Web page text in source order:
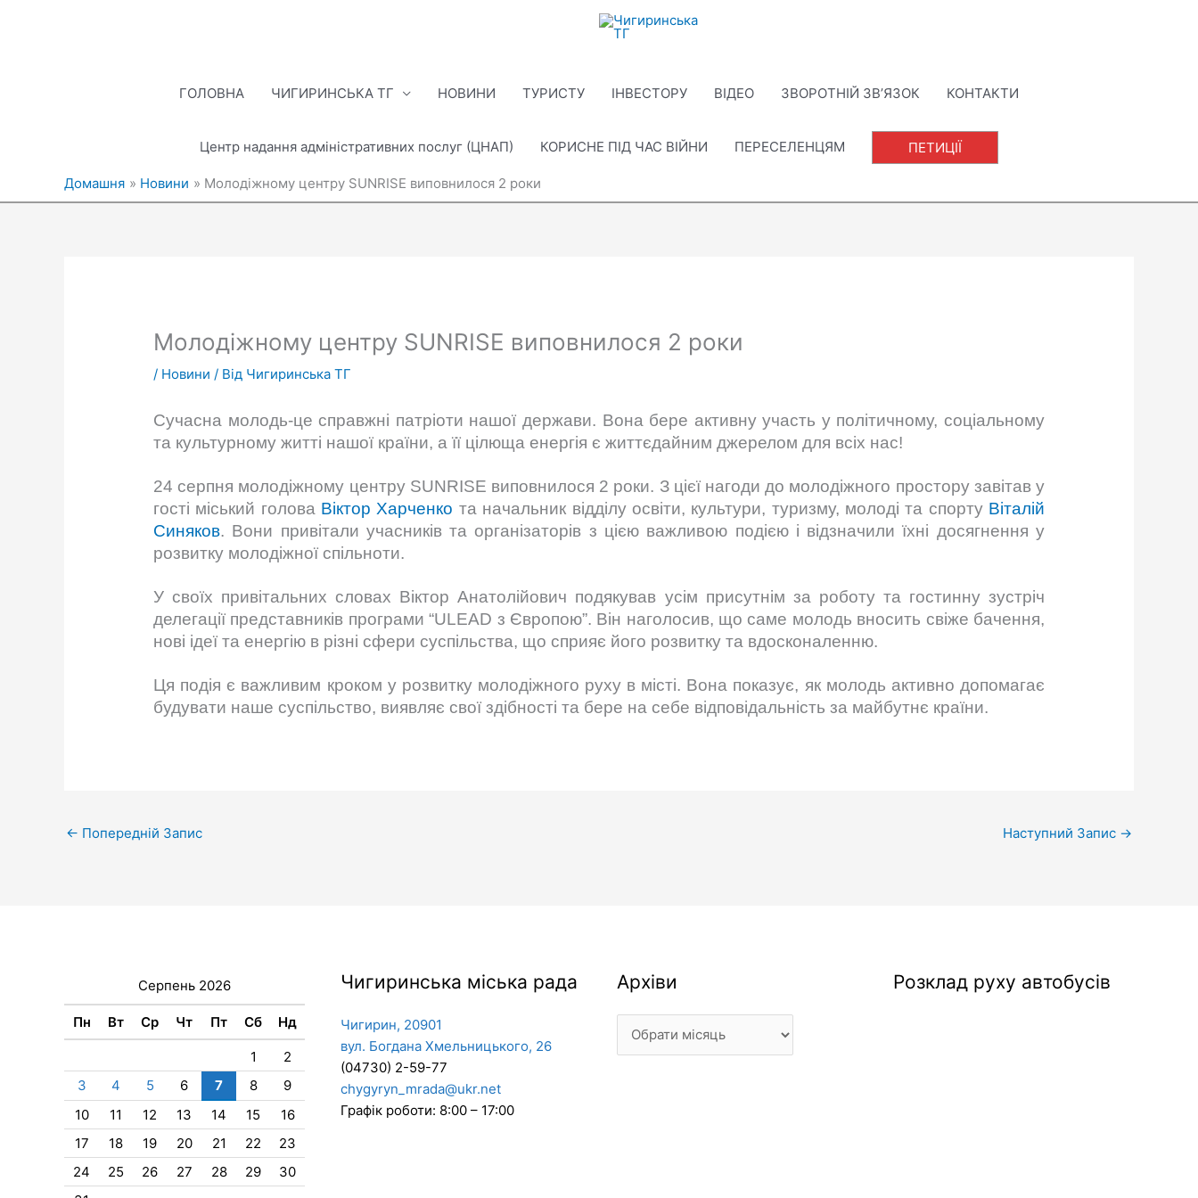
ГОЛОВНА ЧИГИРИНСЬКА ТГ НОВИНИ ТУРИСТУ ІНВЕСТОРУ ВІДЕО ЗВОРОТНІЙ ЗВ’ЯЗОК КОНТАКТИ
Центр надання адміністративних послуг (ЦНАП) КОРИСНЕ ПІД ЧАС ВІЙНИ ПЕРЕСЕЛЕНЦЯМ ПЕТИЦІЇ
Домашня Новини Молодіжному центру SUNRISE виповнилося 2 роки
Молодіжному центру SUNRISE виповнилося 2 роки
/ Новини / Від Чигиринська ТГ
Сучасна молодь-це справжні патріоти нашої держави. Вона бере активну участь у політичному, соціальному
та культурному житті нашої країни, а її цілюща енергія є життєдайним джерелом для всіх нас!
24 серпня молодіжному центру SUNRISE виповнилося 2 роки. З цієї нагоди до молодіжного простору завітав у
гості міський голова Віктор Харченко та начальник відділу освіти, культури, туризму, молоді та спорту Віталій
Синяков. Вони привітали учасників та організаторів з цією важливою подією і відзначили їхні досягнення у
розвитку молодіжної спільноти.
У своїх привітальних словах Віктор Анатолійович подякував усім присутнім за роботу та гостинну зустріч
делегації представників програми “ULEAD з Європою”. Він наголосив, що саме молодь вносить свіже бачення,
нові ідеї та енергію в різні сфери суспільства, що сприяє його розвитку та вдосконаленню.
Ця подія є важливим кроком у розвитку молодіжного руху в місті. Вона показує, як молодь активно допомагає
будувати наше суспільство, виявляє свої здібності та бере на себе відповідальність за майбутнє країни.
← Попередній Запис Наступний Запис →
Серпень 2026
Пн Вт Ср Чт Пт Сб Нд
1
2
3
4 5 6 7 8
9
10
11 12 13 14 15
16
17
18 19 20 21 22
23
24
25 26 27 28 29
30
Чигиринська міська рада
Чигирин, 20901
вул. Богдана Хмельницького, 26
(04730) 2-59-77
chygyryn_mrada@ukr.net
Графік роботи: 8:00 – 17:00
Архіви
Архіви Розклад руху автобусів